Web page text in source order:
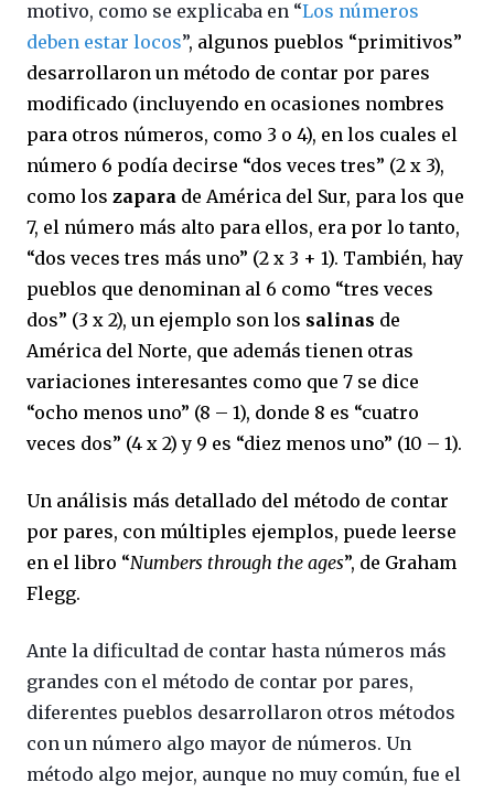
motivo, como se explicaba en “Los números
deben estar locos”, algunos pueblos “primitivos”
desarrollaron un método de contar por pares
modificado (incluyendo en ocasiones nombres
para otros números, como 3 o 4), en los cuales el
número 6 podía decirse “dos veces tres” (2 x 3),
como los zapara de América del Sur, para los que
7, el número más alto para ellos, era por lo tanto,
“dos veces tres más uno” (2 x 3 + 1). También, hay
pueblos que denominan al 6 como “tres veces
dos” (3 x 2), un ejemplo son los salinas de
América del Norte, que además tienen otras
variaciones interesantes como que 7 se dice
“ocho menos uno” (8 – 1), donde 8 es “cuatro
veces dos” (4 x 2) y 9 es “diez menos uno” (10 – 1).
Un análisis más detallado del método de contar
por pares, con múltiples ejemplos, puede leerse
en el libro “Numbers through the ages”, de Graham
Flegg.
Ante la dificultad de contar hasta números más
grandes con el método de contar por pares,
diferentes pueblos desarrollaron otros métodos
con un número algo mayor de números. Un
método algo mejor, aunque no muy común, fue el